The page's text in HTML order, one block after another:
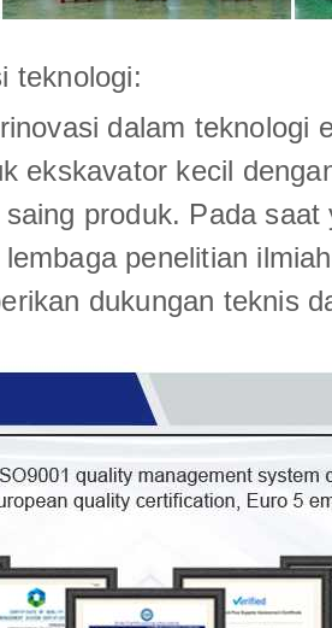
teknologi:
dalam teknologi
ekskavator kecil
produk. Pada
penelitian
dukungan teknis